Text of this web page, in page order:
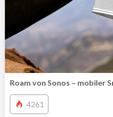
Roam von Sonos – mobiler
4261